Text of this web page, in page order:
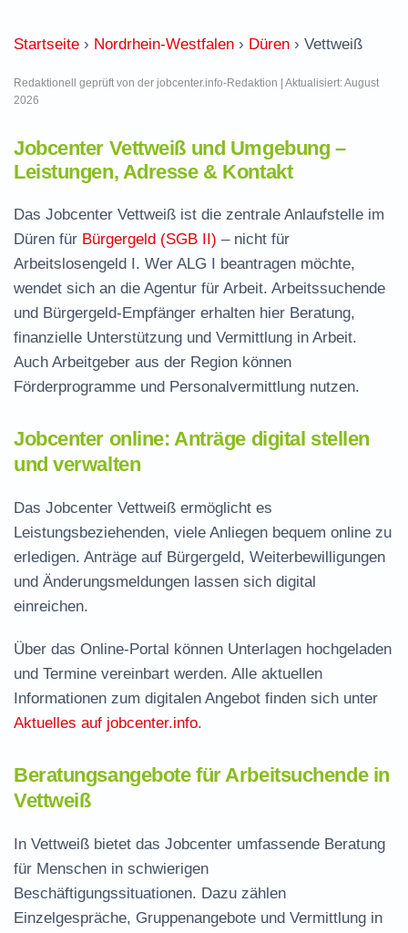
Startseite › Nordrhein-Westfalen › Düren › Vettweiß
Redaktionell geprüft von der jobcenter.info-Redaktion | Aktualisiert: August
2026
Jobcenter Vettweiß und Umgebung –
Leistungen, Adresse & Kontakt
Das Jobcenter Vettweiß ist die zentrale Anlaufstelle im
Düren für Bürgergeld (SGB II) – nicht für
Arbeitslosengeld I. Wer ALG I beantragen möchte,
wendet sich an die Agentur für Arbeit. Arbeitssuchende
und Bürgergeld-Empfänger erhalten hier Beratung,
finanzielle Unterstützung und Vermittlung in Arbeit.
Auch Arbeitgeber aus der Region können
Förderprogramme und Personalvermittlung nutzen.
Jobcenter online: Anträge digital stellen
und verwalten
Das Jobcenter Vettweiß ermöglicht es
Leistungsbeziehenden, viele Anliegen bequem online zu
erledigen. Anträge auf Bürgergeld, Weiterbewilligungen
und Änderungsmeldungen lassen sich digital
einreichen.
Über das Online-Portal können Unterlagen hochgeladen
und Termine vereinbart werden. Alle aktuellen
Informationen zum digitalen Angebot finden sich unter
Aktuelles auf jobcenter.info.
Beratungsangebote für Arbeitsuchende in
Vettweiß
In Vettweiß bietet das Jobcenter umfassende Beratung
für Menschen in schwierigen
Beschäftigungssituationen. Dazu zählen
Einzelgespräche, Gruppenangebote und Vermittlung in